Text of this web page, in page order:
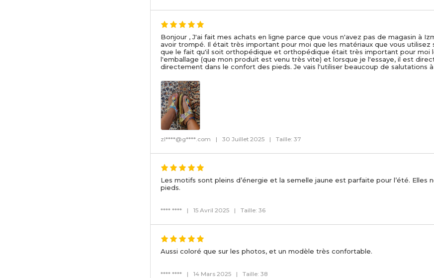
Bonjour , J'ai fait mes achats en ligne parce que vous n'avez pas de magasin à
avoir trompé. Il était très important pour moi que les matériaux que vous utilisez
que le fait qu'il soit orthopédique et orthopédique était très important pour moi
l'emballage (que mon produit est venu très vite) et lorsque je l'essaye, il est
directement dans le confort des pieds. Je vais l'utiliser beaucoup de salutations
zl****@g****.com | 30 Juillet 2025 | Taille: 37
Les motifs sont pleins d’énergie et la semelle jaune est parfaite pour l’été. Elles
pieds.
**** **** | 15 Avril 2025 | Taille: 36
Aussi coloré que sur les photos, et un modèle très confortable.
**** **** | 14 Mars 2025 | Taille: 38